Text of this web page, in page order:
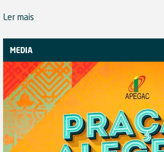
Ler mais
MEDIA